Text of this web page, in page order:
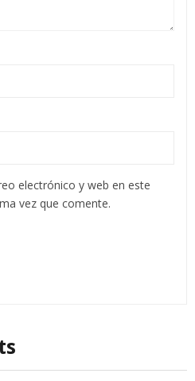
electrónico y web en este
vez que comente.